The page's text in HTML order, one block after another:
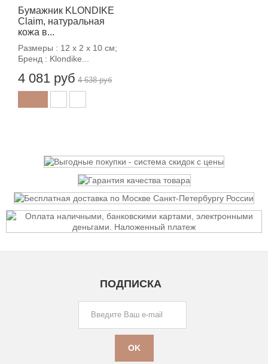
Бумажник KLONDIKE
Claim, натуральная
кожа в...
Размеры : 12 х 2 х 10 см;
Бренд : Klondike...
4 081 руб 4 638 руб
ПОДПИСКА